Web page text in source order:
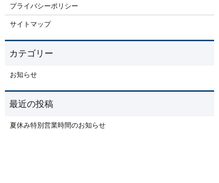
プライバシーポリシー
サイトマップ
お知らせ
夏休み特別営業時間のお知らせ